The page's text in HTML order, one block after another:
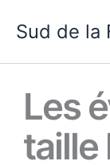
Sud de la
Les
taille